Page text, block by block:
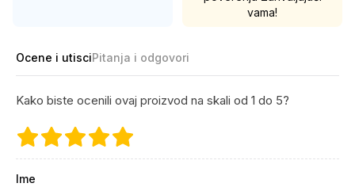
vama!
Ocene i utisciPitanja i odgovori
Kako biste ocenili ovaj proizvod na skali od 1 do 5?
Ime